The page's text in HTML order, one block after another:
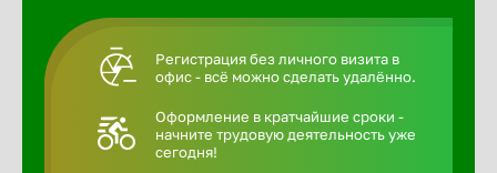
Регистрация без личного визита в
офис - всё можно сделать удалённо.
Оформление в кратчайшие сроки -
начните трудовую деятельность уже
сегодня!